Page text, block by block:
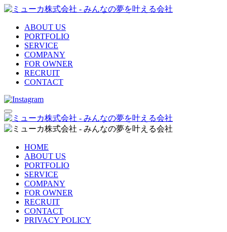
ABOUT US
PORTFOLIO
SERVICE
COMPANY
FOR OWNER
RECRUIT
CONTACT
HOME
ABOUT US
PORTFOLIO
SERVICE
COMPANY
FOR OWNER
RECRUIT
CONTACT
PRIVACY POLICY